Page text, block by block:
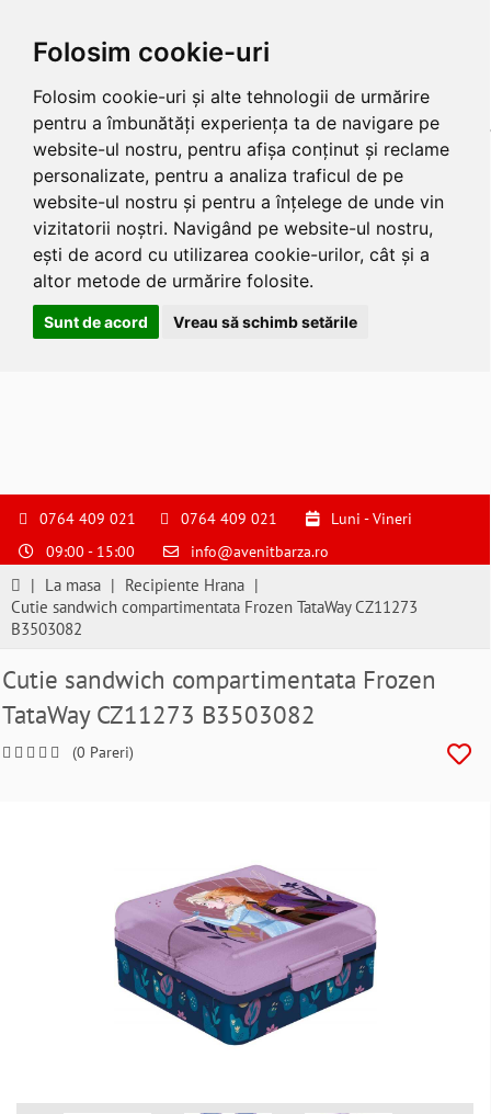
Folosim cookie-uri
Folosim cookie-uri și alte tehnologii de urmărire
pentru a îmbunătăți experiența ta de navigare pe
website-ul nostru, pentru afișa conținut și reclame
personalizate, pentru a analiza traficul de pe
website-ul nostru și pentru a înțelege de unde vin
vizitatorii noștri. Navigând pe website-ul nostru,
ești de acord cu utilizarea cookie-urilor, cât și a
altor metode de urmărire folosite.
Sunt de acord Vreau să schimb setările
S
pentru
suna
0764409021
comanda
telefonic
0764 409 021 0764 409 021
Luni - Vineri
09:00 - 15:00
info@avenitbarza.ro
| La masa | Recipiente Hrana |
Cutie sandwich compartimentata Frozen TataWay CZ11273
B3503082
Cutie sandwich compartimentata Frozen
TataWay CZ11273 B3503082
(0 Pareri)